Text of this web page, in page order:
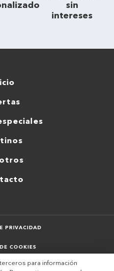
sin
intereses
PRIVACIDAD
COOKIES
LEGAL
para información